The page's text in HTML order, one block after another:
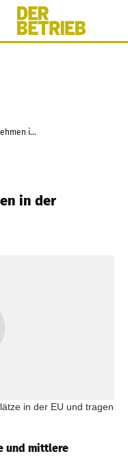
Europa: Kleinstunternehmen in der Mehrzahl
in der
in der EU und tragen
und mittlere